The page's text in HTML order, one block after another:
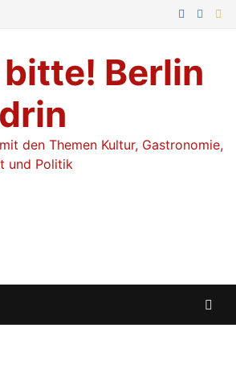
bitte! Berlin
den Themen Kultur, Gastronomie,
und Politik